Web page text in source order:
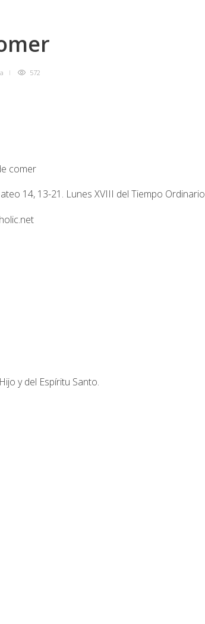
572
comer
14, 13-21. Lunes XVIII del Tiempo Ordinario
y del Espíritu Santo.